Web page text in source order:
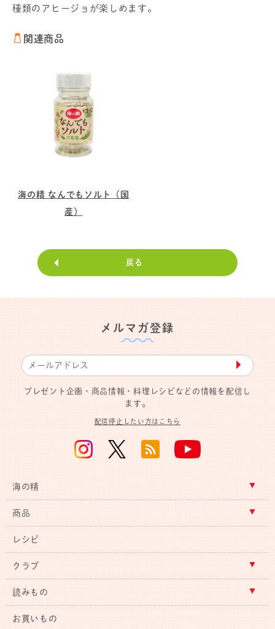
種類のアヒージョが楽しめます。
関連商品
海の精 なんでもソルト（国
産）
戻る
メルマガ登録
▶︎
プレゼント企画・商品情報・料理レシピなどの情報を配信し
ます。
配信停止したい方はこちら
海の精
商品
レシピ
クラブ
読みもの
お買いもの